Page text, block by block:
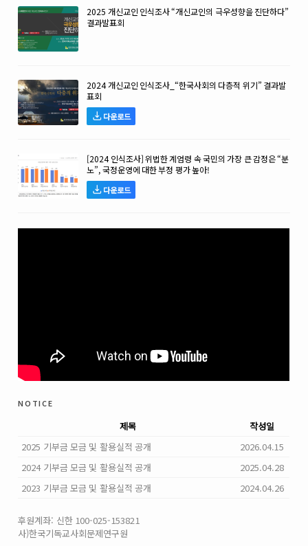
2025 개신교인 인식조사 “개신교인의 극우성향을 진단하다”
결과발표회
2024 개신교인 인식조사_“한국사회의 다층적 위기” 결과발
표회
다운로드
[2024 인식조사] 위법한 계엄령 속 국민의 가장 큰 감정은 “분
노”, 국정운영에 대한 부정 평가 높아!
다운로드
notice
제목
작성일
2025 기부금 모금 및 활용실적 공개
2026.04.15
2024 기부금 모금 및 활용실적 공개
2025.04.28
2023 기부금 모금 및 활용실적 공개
2024.04.26
후원계좌: 신한 100-025-153821
사)한국기독교사회문제연구원